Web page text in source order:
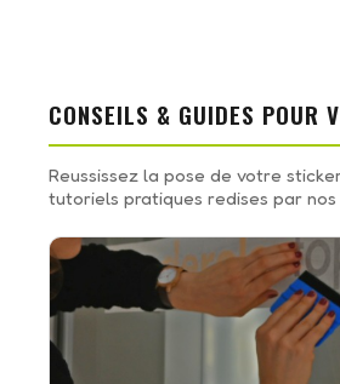
CONSEILS & GUIDES POUR
Reussissez la pose de votre
tutoriels pratiques redises par